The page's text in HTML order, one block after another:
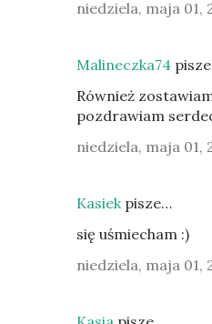
niedziela, maja 01,
Malineczka74
Również
pozdrawiam
niedziela, maja 01,
Kasiekpisze…
się uśmiecham :)
niedziela, maja 01,